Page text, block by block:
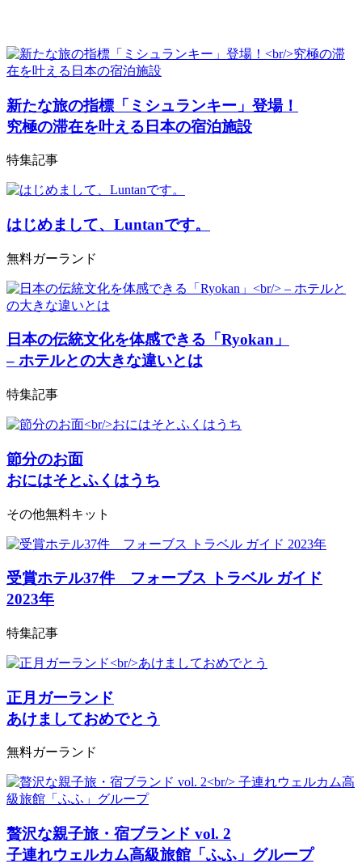
新たな旅の指標「ミシュランキー」登場！
究極の滞在を叶える日本の宿泊施設
特集記事
はじめまして、Luntanです。
無料ガーランド
日本の伝統文化を体感できる「Ryokan」
– ホテルとの大きな違いとは
特集記事
節分のお面
おにはそとふくはうち
その他無料キット
受賞ホテル37件 フォーブス トラベル ガイド
2023年
特集記事
正月ガーランド
あけましておめでとう
無料ガーランド
贅沢な親子旅・宿ブランド vol. 2
子連れウェルカム高級旅館「ふふ」グループ